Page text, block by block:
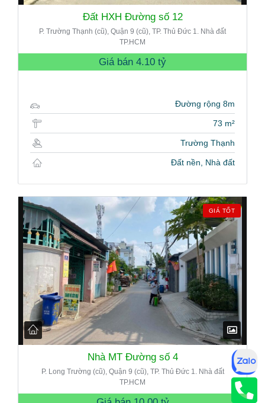
Đất HXH Đường số 12
P. Trường Thạnh (cũ), Quận 9 (cũ), TP. Thủ Đức 1. Nhà đất
TP.HCM
Giá bán 4.10 tỷ
Đường rộng 8m
73 m²
Trường Thạnh
Đất nền, Nhà đất
GIÁ TỐT
Nhà MT Đường số 4
P. Long Trường (cũ), Quận 9 (cũ), TP. Thủ Đức 1. Nhà đất
TP.HCM